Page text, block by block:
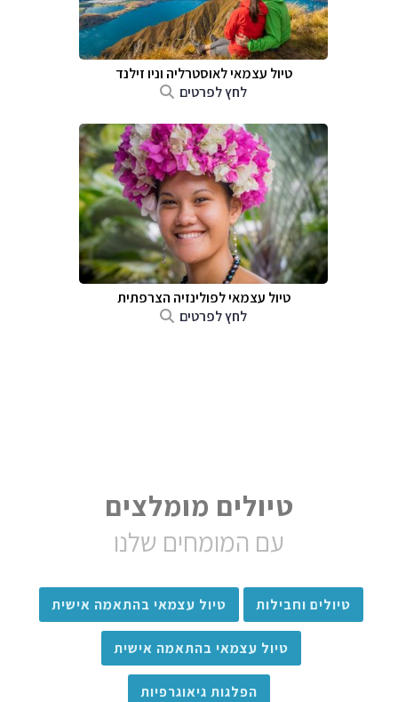
טיול עצמאי לאוסטרליה וניו זילנד
לחץ לפרטים
טיול עצמאי לפולינזיה הצרפתית
לחץ לפרטים
טיולים מומלצים
עם המומחים שלנו
טיולים וחבילות טיול עצמאי בהתאמה אישית
טיול עצמאי בהתאמה אישית
הפלגות גיאוגרפיות